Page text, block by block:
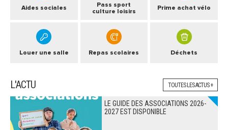
Aides sociales
Pass sport
culture loisirs
Prime achat vélo
Louer une salle Repas scolaires Déchets
L'ACTU TOUTES LES ACTUS +
LE GUIDE DES ASSOCIATIONS 2026-
2027 EST DISPONIBLE